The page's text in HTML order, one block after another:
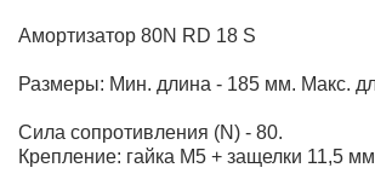
Амортизатор 80N RD 18 S
Размеры: Мин. длина - 185 мм. Макс.
Сила сопротивления (N) - 80.
Крепление: гайка М5 + защелки 11,5